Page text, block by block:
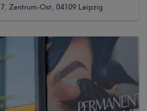
Zentrum-Ost, 04109 Leipzig